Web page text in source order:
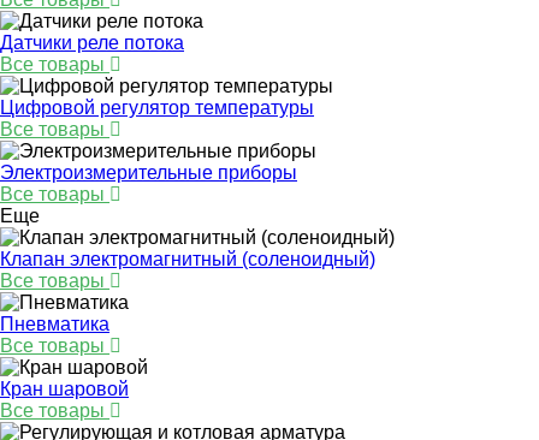
Датчики реле потока
Все товары
Цифровой регулятор температуры
Все товары
Электроизмерительные приборы
Все товары
Еще
Клапан электромагнитный (соленоидный)
Все товары
Пневматика
Все товары
Кран шаровой
Все товары